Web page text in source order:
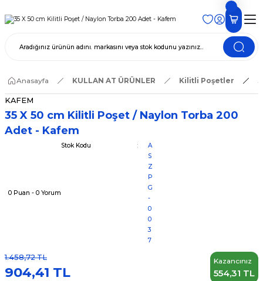
Anasayfa KULLAN AT ÜRÜNLER Kilitli Poşetler
KAFEM
35 X 50 cm Kilitli Poşet / Naylon Torba 200
Adet - Kafem
0 Puan - 0 Yorum
Stok Kodu
A
S
Z
P
G
-
0
0
3
7
1.458,72 TL
904,41 TL
Kazancınız
554,31 TL